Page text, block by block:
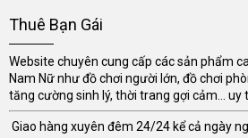
Thuê Bạn Gái
Website chuyên cung cấp các sản phẩm
Nam Nữ như đồ chơi người lớn, đồ chơi
tăng cường sinh lý, thời trang gợi cảm... uy
Giao hàng xuyên đêm 24/24 kể cả ngày